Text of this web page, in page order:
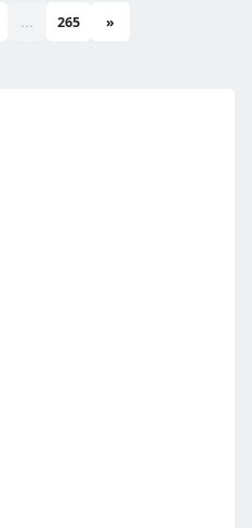
... 265 »